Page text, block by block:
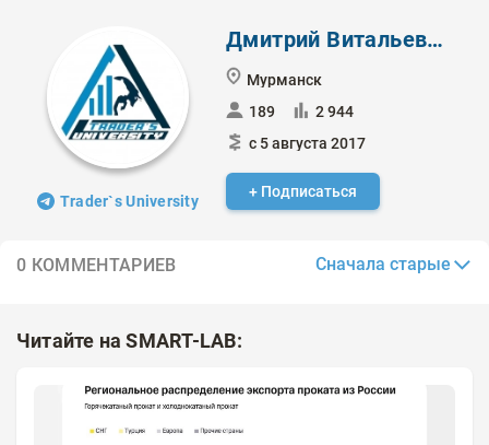
Trader`s University
Дмитрий Витальевич
Мурманск
189
2 944
с 5 августа 2017
+ Подписаться
0 КОММЕНТАРИЕВ Сначала старые
Читайте на SMART-LAB: